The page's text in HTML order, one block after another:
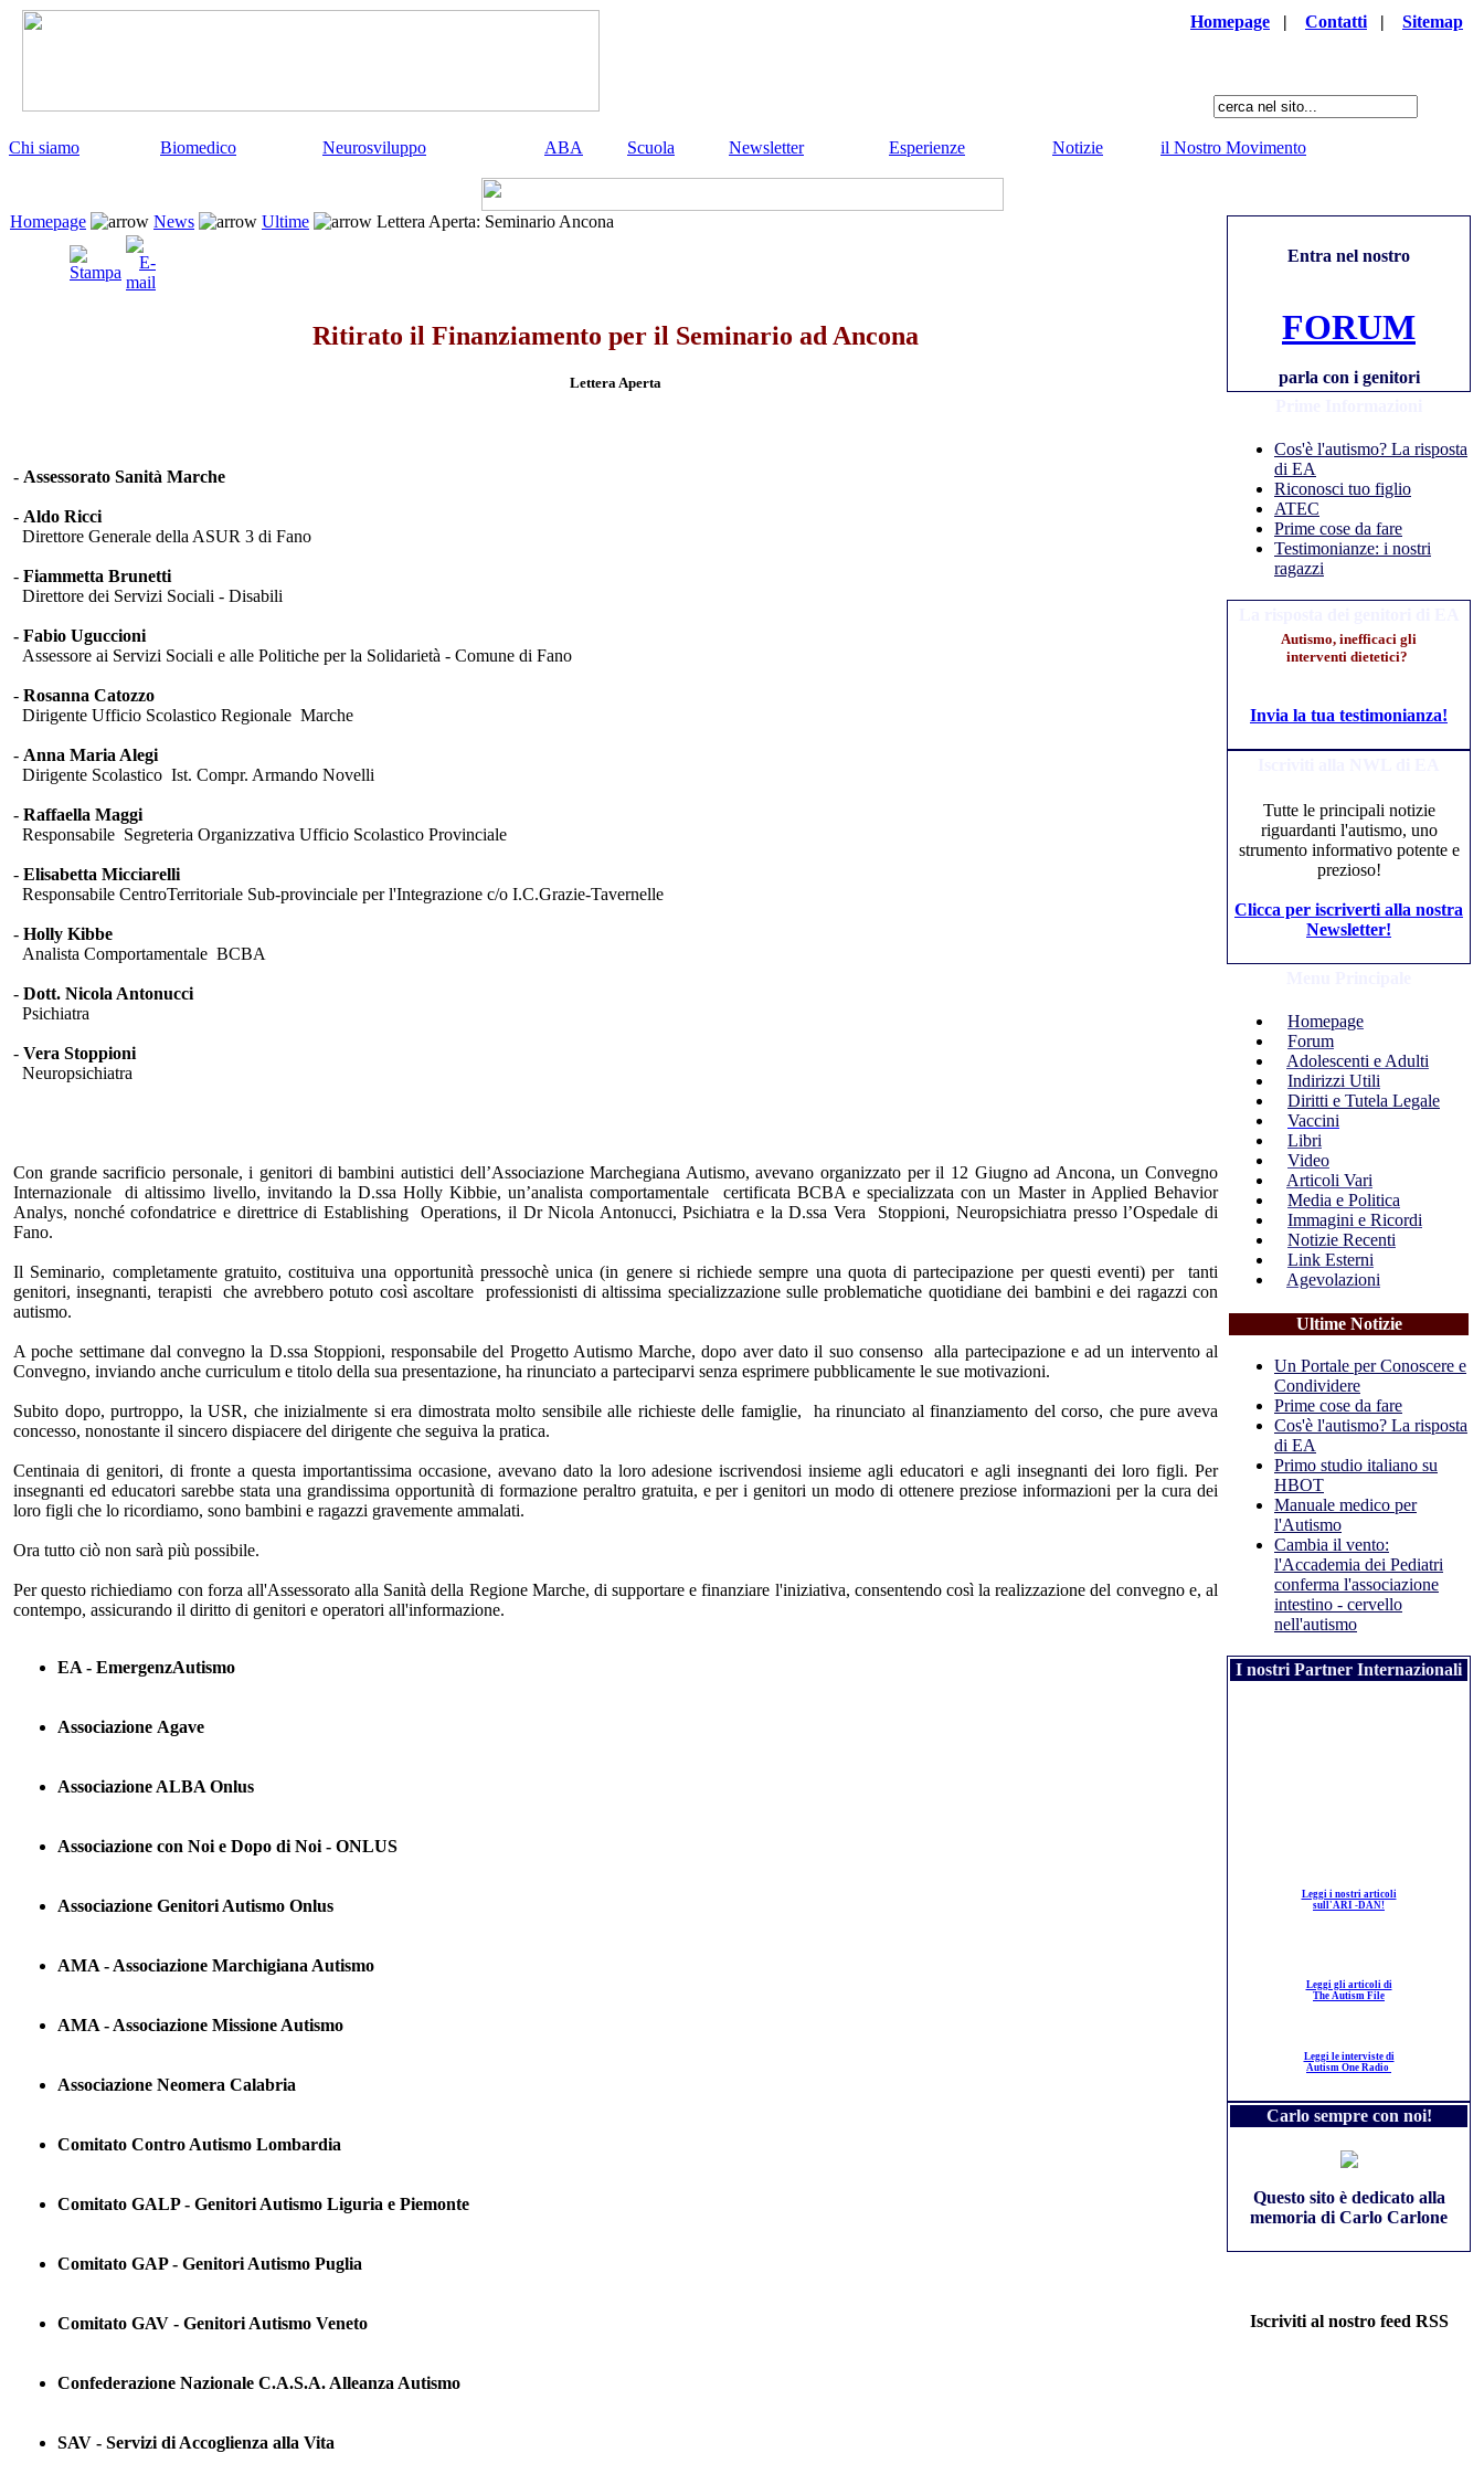
Homepage | Contatti | Sitemap
Chi siamo Biomedico Neurosviluppo ABA Scuola Newsletter Esperienze Notizie il Nostro Movimento
Homepage News Ultime Lettera Aperta: Seminario Ancona
Ritirato il Finanziamento per il Seminario ad Ancona
Lettera Aperta
- Assessorato Sanità Marche
- Aldo Ricci
Direttore Generale della ASUR 3 di Fano
- Fiammetta Brunetti
Direttore dei Servizi Sociali - Disabili
- Fabio Uguccioni
Assessore ai Servizi Sociali e alle Politiche per la Solidarietà - Comune di Fano
- Rosanna Catozzo
Dirigente Ufficio Scolastico Regionale Marche
- Anna Maria Alegi
Dirigente Scolastico Ist. Compr. Armando Novelli
- Raffaella Maggi
Responsabile Segreteria Organizzativa Ufficio Scolastico Provinciale
- Elisabetta Micciarelli
Responsabile CentroTerritoriale Sub-provinciale per l'Integrazione c/o I.C.Grazie-Tavernelle
- Holly Kibbe
Analista Comportamentale BCBA
- Dott. Nicola Antonucci
Psichiatra
- Vera Stoppioni
Neuropsichiatra
Con grande sacrificio personale, i genitori di bambini autistici dell’Associazione Marchegiana Autismo, avevano organizzato per il 12 Giugno ad Ancona, un Convegno
Internazionale di altissimo livello, invitando la D.ssa Holly Kibbie, un’analista comportamentale certificata BCBA e specializzata con un Master in Applied Behavior
Analys, nonché cofondatrice e direttrice di Establishing Operations, il Dr Nicola Antonucci, Psichiatra e la D.ssa Vera Stoppioni, Neuropsichiatra presso l’Ospedale di
Fano.
Il Seminario, completamente gratuito, costituiva una opportunità pressochè unica (in genere si richiede sempre una quota di partecipazione per questi eventi) per tanti
genitori, insegnanti, terapisti che avrebbero potuto così ascoltare professionisti di altissima specializzazione sulle problematiche quotidiane dei bambini e dei ragazzi con
autismo.
A poche settimane dal convegno la D.ssa Stoppioni, responsabile del Progetto Autismo Marche, dopo aver dato il suo consenso alla partecipazione e ad un intervento al
Convegno, inviando anche curriculum e titolo della sua presentazione, ha rinunciato a parteciparvi senza esprimere pubblicamente le sue motivazioni.
Subito dopo, purtroppo, la USR, che inizialmente si era dimostrata molto sensibile alle richieste delle famiglie, ha rinunciato al finanziamento del corso, che pure aveva
concesso, nonostante il sincero dispiacere del dirigente che seguiva la pratica.
Centinaia di genitori, di fronte a questa importantissima occasione, avevano dato la loro adesione iscrivendosi insieme agli educatori e agli insegnanti dei loro figli. Per
insegnanti ed educatori sarebbe stata una grandissima opportunità di formazione peraltro gratuita, e per i genitori un modo di ottenere preziose informazioni per la cura dei
loro figli che lo ricordiamo, sono bambini e ragazzi gravemente ammalati.
Ora tutto ciò non sarà più possibile.
Per questo richiediamo con forza all'Assessorato alla Sanità della Regione Marche, di supportare e finanziare l'iniziativa, consentendo così la realizzazione del convegno e, al
contempo, assicurando il diritto di genitori e operatori all'informazione.
EA - EmergenzAutismo
Associazione Agave
Associazione ALBA Onlus
Associazione con Noi e Dopo di Noi - ONLUS
Associazione Genitori Autismo Onlus
AMA - Associazione Marchigiana Autismo
AMA - Associazione Missione Autismo
Associazione Neomera Calabria
Comitato Contro Autismo Lombardia
Comitato GALP - Genitori Autismo Liguria e Piemonte
Comitato GAP - Genitori Autismo Puglia
Comitato GAV - Genitori Autismo Veneto
Confederazione Nazionale C.A.S.A. Alleanza Autismo
SAV - Servizi di Accoglienza alla Vita
Entra nel nostro
FORUM
parla con i genitori
Cos'è l'autismo? La risposta
di EA
Riconosci tuo figlio
ATEC
Prime cose da fare
Testimonianze: i nostri
ragazzi
Autismo, inefficaci gli
interventi dietetici?
Invia la tua testimonianza!
Tutte le principali notizie
riguardanti l'autismo, uno
strumento informativo potente e
prezioso!
Clicca per iscriverti alla nostra
Newsletter!
Homepage
Forum
Adolescenti e Adulti
Indirizzi Utili
Diritti e Tutela Legale
Vaccini
Libri
Video
Articoli Vari
Media e Politica
Immagini e Ricordi
Notizie Recenti
Link Esterni
Agevolazioni
Ultime Notizie
Un Portale per Conoscere e
Condividere
Prime cose da fare
Cos'è l'autismo? La risposta
di EA
Primo studio italiano su
HBOT
Manuale medico per
l'Autismo
Cambia il vento:
l'Accademia dei Pediatri
conferma l'associazione
intestino - cervello
nell'autismo
I nostri Partner Internazionali
Leggi i nostri articoli
sull'ARI -DAN!
Leggi gli articoli di
The Autism File
Leggi le interviste di
Autism One Radio
Carlo sempre con noi!
Questo sito è dedicato alla
memoria di Carlo Carlone
Iscriviti al nostro feed RSS